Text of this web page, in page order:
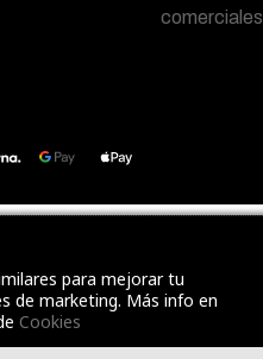
para mejorar tu
de marketing. Más info en
Cookies